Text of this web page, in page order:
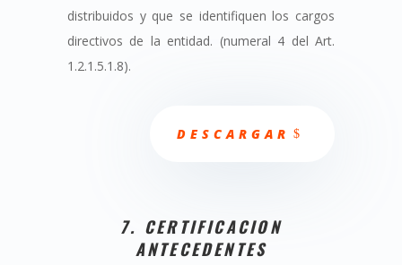
distribuidos y que se identifiquen los cargos
directivos de la entidad. (numeral 4 del Art.
1.2.1.5.1.8).
DESCARGAR
7. CERTIFICACION
ANTECEDENTES